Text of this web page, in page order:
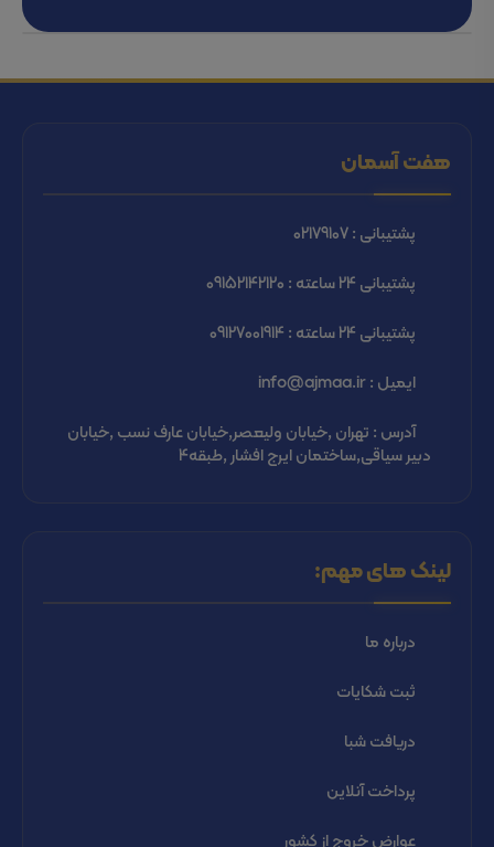
هفت آسمان
پشتیبانی : 02179107
پشتیبانی 24 ساعته : 09152142120
پشتیبانی 24 ساعته : 09127001914
ایمیل : info@ajmaa.ir
آدرس : تهران ,خیابان ولیعصر,خیابان عارف نسب ,خیابان
دبیر سیاقی,ساختمان ایرج افشار ,طبقه4
لینک های مهم:
درباره ما
ثبت شكايات
دریافت شبا
پرداخت آنلاین
عوارض خروج از کشور